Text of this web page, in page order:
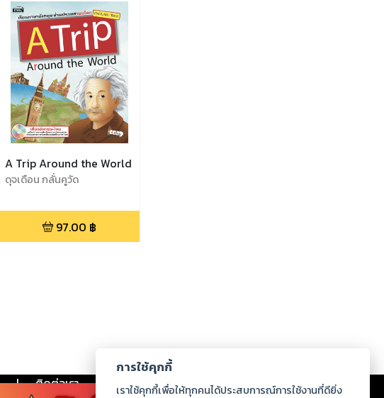
A Trip Around the World
ดุจเดือน กลั่นคูวัด
97.00 ฿
| ติดต่อเรา ร่วมงานกับเรา ดาวน์โหลด
การใช้คุกกี้
เราใช้คุกกี้เพื่อให้ทุกคนได้ประสบการณ์การใช้งานที่ดียิ่ง